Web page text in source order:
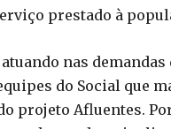
prestado à
nas
do Social que
projeto Afluentes.